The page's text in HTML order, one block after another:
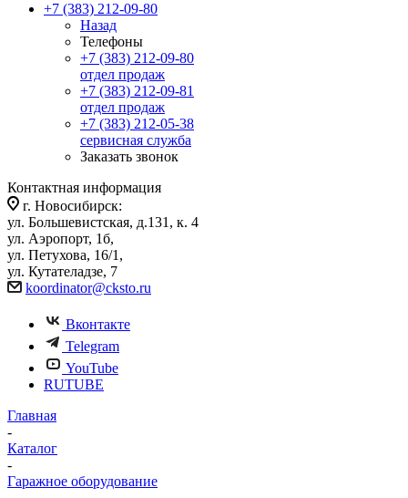
+7 (383) 212-09-80
Назад
Телефоны
+7 (383) 212-09-80
отдел продаж
+7 (383) 212-09-81
отдел продаж
+7 (383) 212-05-38
сервисная служба
Заказать звонок
Контактная информация
г. Новосибирск:
ул. Большевистская, д.131, к. 4
ул. Аэропорт, 1б,
ул. Петухова, 16/1,
ул. Кутателадзе, 7
koordinator@cksto.ru
Вконтакте
Telegram
YouTube
RUTUBE
Главная
-
Каталог
-
Гаражное оборудование